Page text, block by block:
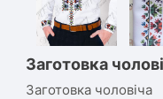
Заготовка
Заготовка чоловіча